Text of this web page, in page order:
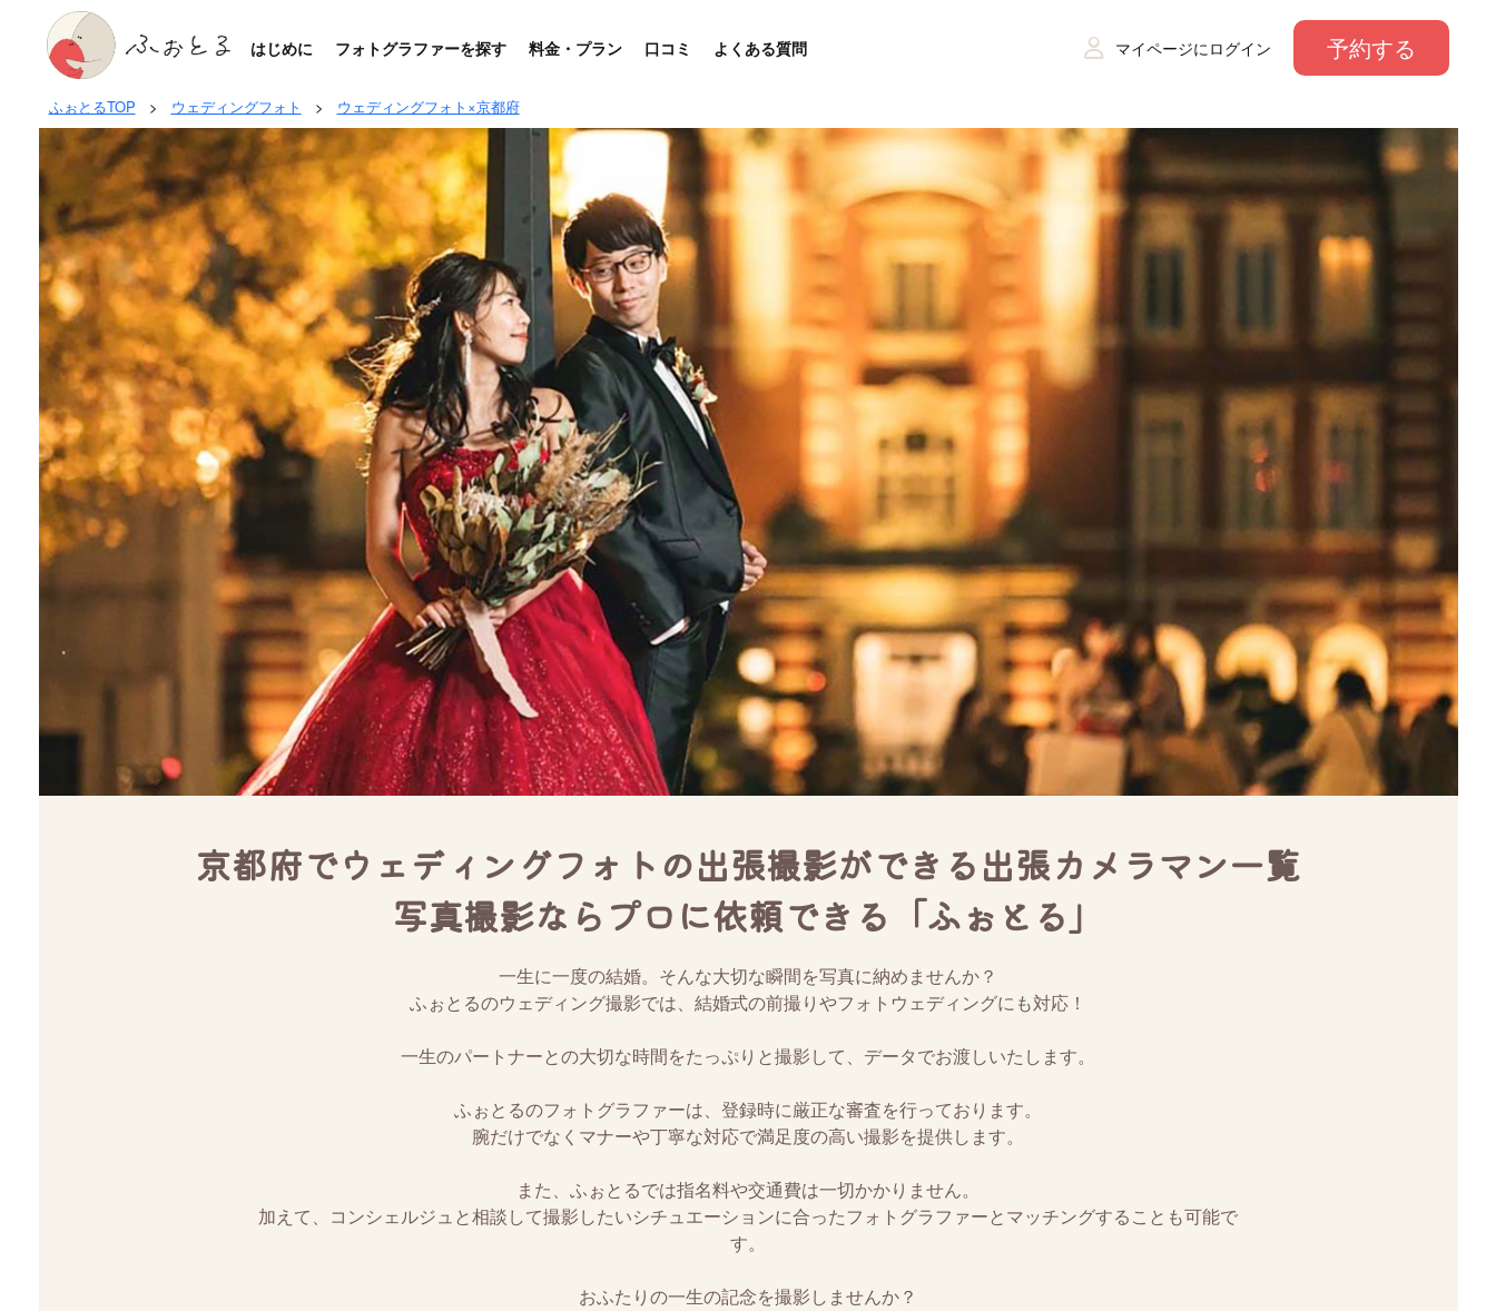
はじめに フォトグラファーを探す 料金・プラン 口コミ よくある質問 マイページにログイン 予約する
ふぉとるTOP > ウェディングフォト > ウェディングフォト×京都府
京都府でウェディングフォトの出張撮影ができる出張カメラマン一覧
写真撮影ならプロに依頼できる「ふぉとる」
一生に一度の結婚。そんな大切な瞬間を写真に納めませんか？
ふぉとるのウェディング撮影では、結婚式の前撮りやフォトウェディングにも対応！
一生のパートナーとの大切な時間をたっぷりと撮影して、データでお渡しいたします。
ふぉとるのフォトグラファーは、登録時に厳正な審査を行っております。
腕だけでなくマナーや丁寧な対応で満足度の高い撮影を提供します。
また、ふぉとるでは指名料や交通費は一切かかりません。
加えて、コンシェルジュと相談して撮影したいシチュエーションに合ったフォトグラファーとマッチングすることも可能で
す。
おふたりの一生の記念を撮影しませんか？